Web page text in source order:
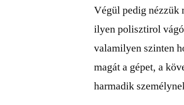
Végül pedig nézzük
ilyen polisztirol
valamilyen szinten
magát a gépet, a
harmadik